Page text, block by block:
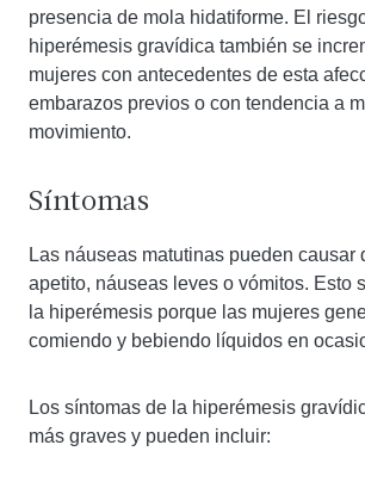
presencia de mola hidatiforme. El
hiperémesis gravídica también se
mujeres con antecedentes de esta
embarazos previos o con tendencia a
movimiento.
Síntomas
Las náuseas matutinas pueden causar
apetito, náuseas leves o vómitos. Esto
la hiperémesis porque las mujeres
comiendo y bebiendo líquidos en
Los síntomas de la hiperémesis
más graves y pueden incluir: